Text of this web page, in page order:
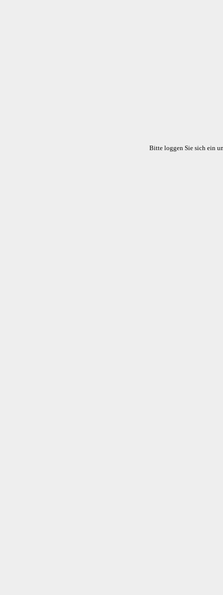
Bitte loggen Sie sich ein